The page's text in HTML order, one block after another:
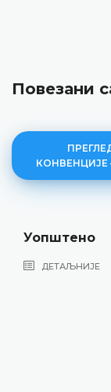
Повезани
КОНВЕНЦИЈЕ